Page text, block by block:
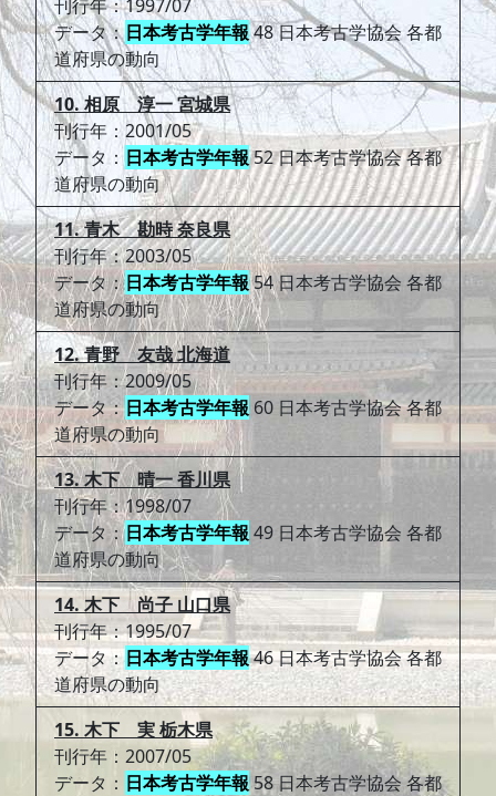
刊行年：1997/07
データ：日本考古学年報48 日本考古学協会 各都
道府県の動向
10. 相原 淳一 宮城県
刊行年：2001/05
データ： 日本考古学年報52 日本考古学協会 各都
道府県の動向
11. 青木 勘時 奈良県
刊行年：2003/05
データ：日本考古学年報54 日本考古学協会 各都
道府県の動向
12. 青野 友哉 北海道
刊行年：2009/05
データ：日本考古学年報 60 日本考古学協会 各都
道府県の動向
13. 木下 晴一 香川県
刊行年：1998/07
データ：日本考古学年報 49 日本考古学協会 各都
道府県の動向
14. 木下 尚子 山口県
刊行年：1995/07
データ：日本考古学年報46 日本考古学協会 各都
道府県の動向
15. 木下 実 栃木県
刊行年：2007/05
データ： 日本考古学年報58 日本考古学協会 各都